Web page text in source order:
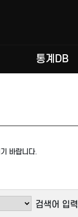
통계DB
바랍니다.
검색어 입력